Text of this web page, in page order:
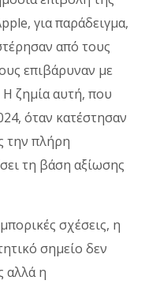
για παράδειγμα,
από τους
επιβάρυναν με
ζημία αυτή, που
όταν κατέστησαν
την πλήρη
τη βάση αξίωσης
σχέσεις, η
σημείο δεν
αλλά η